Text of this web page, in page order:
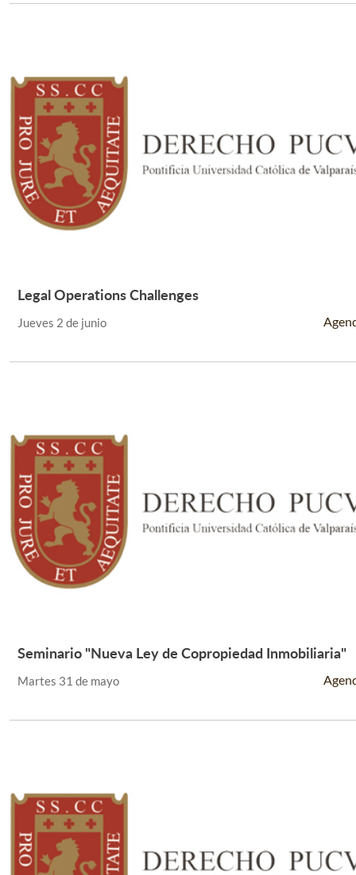
Legal Operations Challenges
Jueves 2 de junio
Leer Más +
Seminario "Nueva Ley de Copropiedad Inmobiliaria"
Martes 31 de mayo